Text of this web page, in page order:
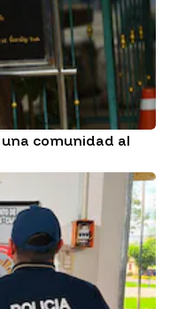
comunidad al